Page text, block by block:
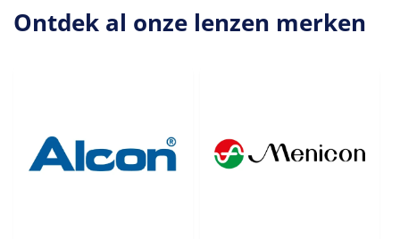
Ontdek al onze lenzen merken